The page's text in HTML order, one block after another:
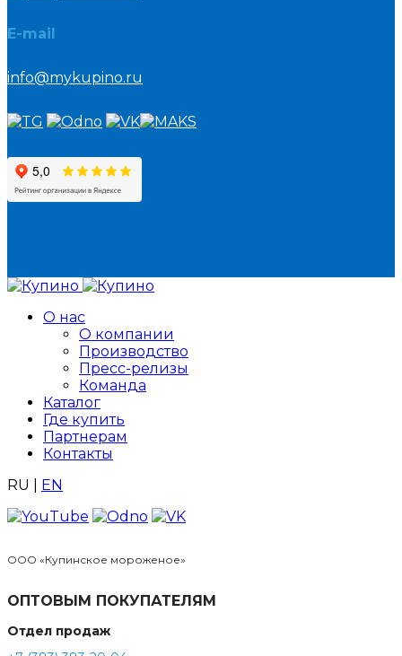
E-mail
info@mykupino.ru
О нас
О компании
Производство
Пресс-релизы
Команда
Каталог
Где купить
Партнерам
Контакты
RU
EN
ООО «Купинское мороженое»
ОПТОВЫМ ПОКУПАТЕЛЯМ
Отдел продаж